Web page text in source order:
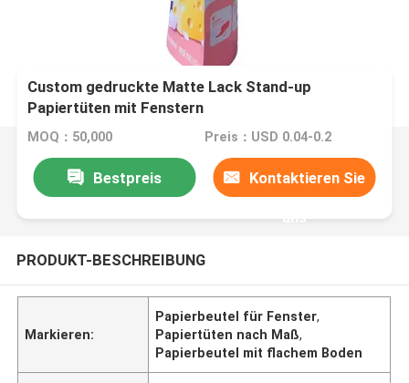
Custom gedruckte Matte Lack Stand-up
Papiertüten mit Fenstern
MOQ：50,000 Preis：USD 0.04-0.2
Bestpreis Kontaktieren Sie
uns
PRODUKT-BESCHREIBUNG
Markieren:
Papierbeutel für Fenster,
Papiertüten nach Maß,
Papierbeutel mit flachem Boden